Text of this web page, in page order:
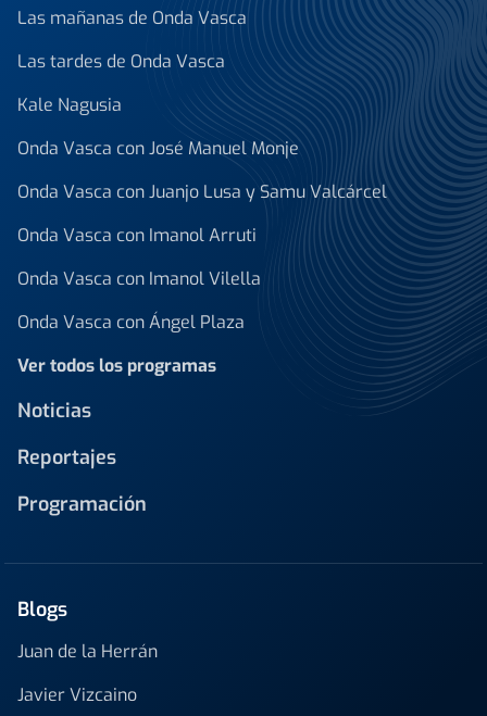
Las mañanas de Onda Vasca
Las tardes de Onda Vasca
Kale Nagusia
Onda Vasca con José Manuel Monje
Onda Vasca con Juanjo Lusa y Samu Valcárcel
Onda Vasca con Imanol Arruti
Onda Vasca con Imanol Vilella
Onda Vasca con Ángel Plaza
Ver todos los programas
Noticias
Reportajes
Programación
Blogs
Juan de la Herrán
Javier Vizcaino